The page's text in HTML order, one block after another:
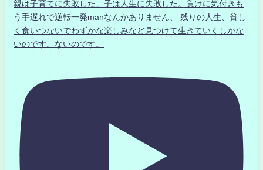
親は子育てに失敗した」子は人生に失敗した。負けに気付きも
う手遅れで逆転一発manなんかありません、 残りの人生、貧し
く食いつないでわずかな楽しみなど見つけて生きていくしかな
いのです。ないのです。